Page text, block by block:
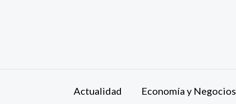
Actualidad Economía y Negocios